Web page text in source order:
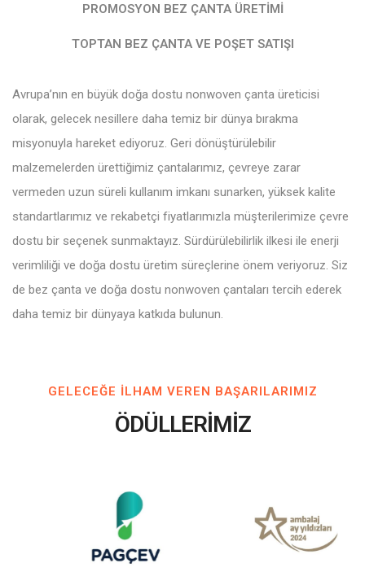
PROMOSYON BEZ ÇANTA ÜRETIMI
TOPTAN BEZ ÇANTA VE POŞET SATIŞI
Avrupa’nın en büyük doğa dostu nonwoven çanta üreticisi
olarak, gelecek nesillere daha temiz bir dünya bırakma
misyonuyla hareket ediyoruz. Geri dönüştürülebilir
malzemelerden ürettiğimiz çantalarımız, çevreye zarar
vermeden uzun süreli kullanım imkanı sunarken, yüksek kalite
standartlarımız ve rekabetçi fiyatlarımızla müşterilerimize çevre
dostu bir seçenek sunmaktayız. Sürdürülebilirlik ilkesi ile enerji
verimliliği ve doğa dostu üretim süreçlerine önem veriyoruz. Siz
de bez çanta ve doğa dostu nonwoven çantaları tercih ederek
daha temiz bir dünyaya katkıda bulunun.
GELECEĞE ILHAM VEREN BAŞARILARIMIZ
ÖDÜLLERİMİZ